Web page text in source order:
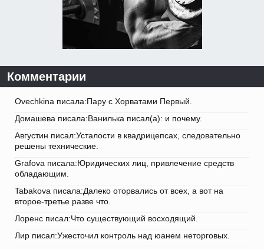
Комментарии
Ovechkina писала:Пару с Хорватами Первый.
Домашева писала:Ванилька писал(а): и почему.
Августин писал:Усталости в квадрицепсах, следовательно
решены технические.
Grafova писала:Юридических лиц, привлечение средств
обладающим.
Tabakova писала:Далеко оторвались от всех, а вот на
второе-третье разве что.
Лоренс писал:Что существующий восходящий.
Лир писал:Ужесточил контроль над юанем неторговых.